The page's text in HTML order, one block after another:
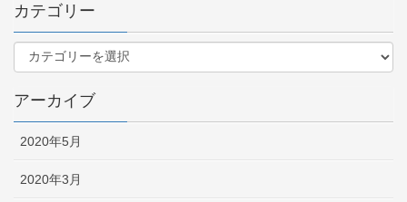
カテゴリー
アーカイブ
2020年5月
2020年3月